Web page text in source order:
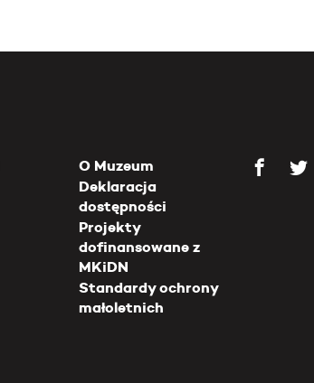
O Muzeum
Deklaracja
dostępności
Projekty
dofinansowane z
MKiDN
Standardy ochrony
małoletnich